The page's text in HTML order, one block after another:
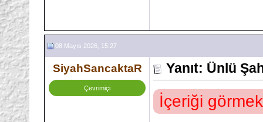
08 Mayıs 2026, 15:27
SiyahSancaktaR
Çevrimiçi
Yanıt: Ünlü
İçeriği